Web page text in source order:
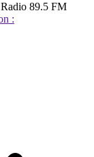
89.5 FM
: